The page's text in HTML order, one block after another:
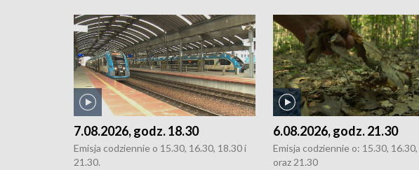
7.08.2026, godz. 18.30
Emisja codziennie o 15.30, 16.30, 18.30 i
21.30.
6.08.2026, godz. 21.30
Emisja codziennie o: 15.30,
oraz 21.30